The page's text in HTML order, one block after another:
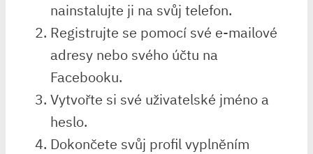
nainstalujte ji na svůj telefon.
Registrujte se pomocí své e-mailové
adresy nebo svého účtu na
Facebooku.
Vytvořte si své uživatelské jméno a
heslo.
Dokončete svůj profil vyplněním